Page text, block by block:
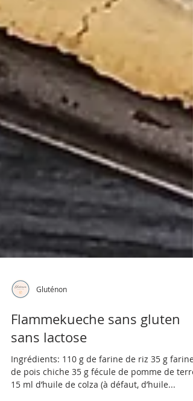
Gluténon
Flammekueche sans gluten
sans lactose